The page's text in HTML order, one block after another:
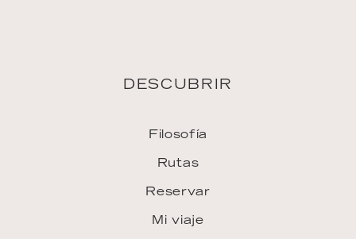
DESCUBRIR
Filosofía
Rutas
Reservar
Mi viaje